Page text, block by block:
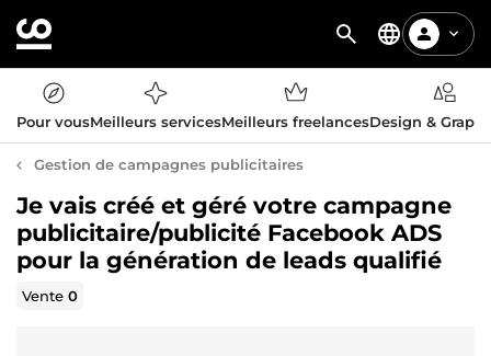
Pour vousMeilleurs servicesMeilleurs freelancesDesign &
Gestion de campagnes publicitaires
Je vais créé et géré votre campagne
publicitaire/publicité Facebook ADS
pour la génération de leads qualifié
Vente0